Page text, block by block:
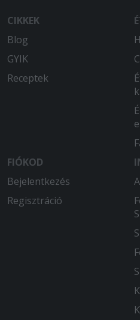
CIKKEK
Blog
GYIK
Receptek
FIÓKOD
Bejelentkezés
Regisztráció